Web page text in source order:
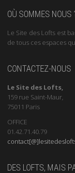
OÙ SOMMES NOUS
Le Site des Lofts est
de tous ces espaces
CONTACTEZ-NOUS
Le Site des Lofts,
159 rue Saint-Maur,
75011 Paris
OFFICE
01.42.71.40.79
DES LOFTS, MAIS